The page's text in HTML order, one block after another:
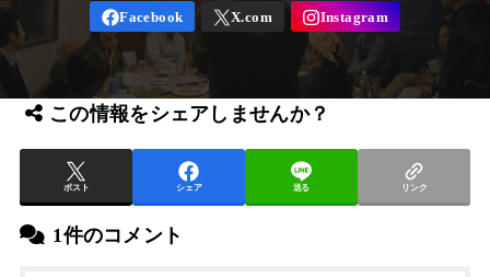
この情報をシェアしませんか？
ポスト シェア 送る リンク
1件のコメント